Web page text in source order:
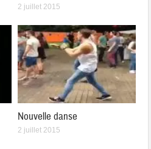
2 juillet 2015
Nouvelle danse
2 juillet 2015